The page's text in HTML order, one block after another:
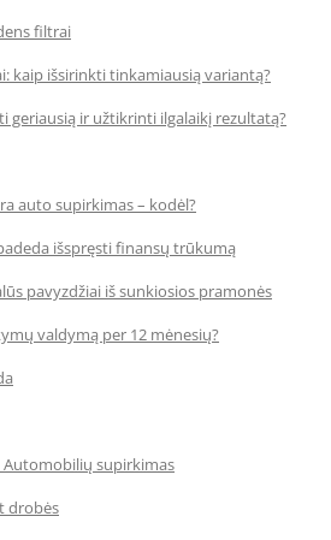
filtrai
kaip išsirinkti tinkamiausią variantą?
geriausią ir užtikrinti ilgalaikį rezultatą?
auto supirkimas – kodėl?
išspręsti finansų trūkumą
pavyzdžiai iš sunkiosios pramonės
valdymą per 12 mėnesių?
Automobilių supirkimas
drobės